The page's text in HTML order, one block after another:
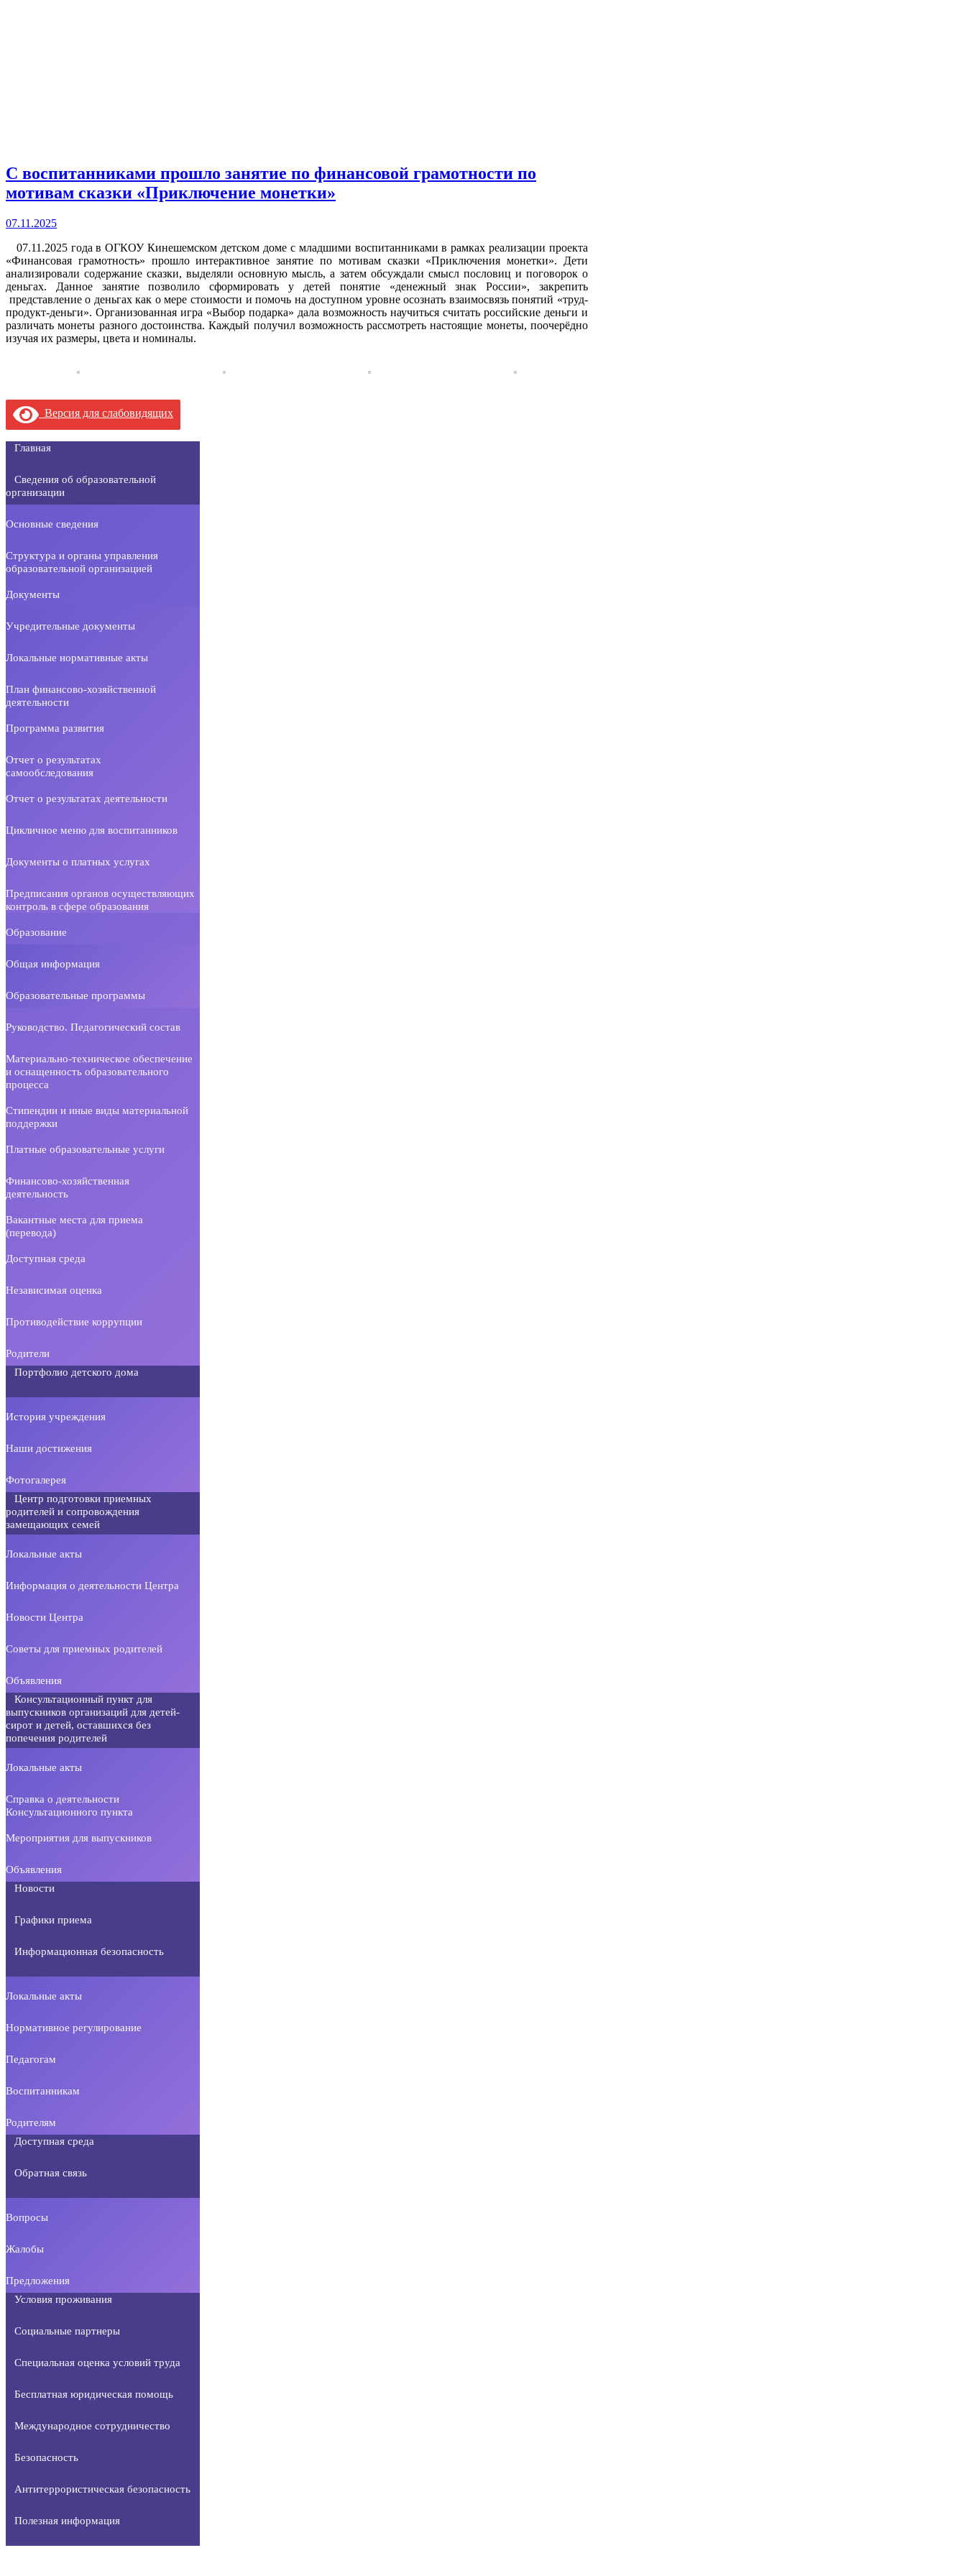
С воспитанниками прошло занятие по финансовой грамотности по
мотивам сказки «Приключение монетки»
07.11.2025
07.11.2025 года в ОГКОУ Кинешемском детском доме с младшими воспитанниками в рамках реализации проекта
«Финансовая грамотность» прошло интерактивное занятие по мотивам сказки «Приключения монетки». Дети
анализировали содержание сказки, выделяли основную мысль, а затем обсуждали смысл пословиц и поговорок о
деньгах. Данное занятие позволило сформировать у детей понятие «денежный знак России», закрепить
представление о деньгах как о мере стоимости и помочь на доступном уровне осознать взаимосвязь понятий «труд-
продукт-деньги». Организованная игра «Выбор подарка» дала возможность научиться считать российские деньги и
различать монеты разного достоинства. Каждый получил возможность рассмотреть настоящие монеты, поочерёдно
изучая их размеры, цвета и номиналы.
Версия для слабовидящих
Главная
Сведения об образовательной
организации
Основные сведения
Структура и органы управления
образовательной организацией
Документы
Учредительные документы
Локальные нормативные акты
План финансово-хозяйственной
деятельности
Программа развития
Отчет о результатах
самообследования
Отчет о результатах деятельности
Цикличное меню для воспитанников
Документы о платных услугах
Предписания органов осуществляющих
контроль в сфере образования
Образование
Общая информация
Образовательные программы
Руководство. Педагогический состав
Материально-техническое обеспечение
и оснащенность образовательного
процесса
Стипендии и иные виды материальной
поддержки
Платные образовательные услуги
Финансово-хозяйственная
деятельность
Вакантные места для приема
(перевода)
Доступная среда
Независимая оценка
Противодействие коррупции
Родители
Портфолио детского дома
История учреждения
Наши достижения
Фотогалерея
Центр подготовки приемных
родителей и сопровождения
замещающих семей
Локальные акты
Информация о деятельности Центра
Новости Центра
Советы для приемных родителей
Объявления
Консультационный пункт для
выпускников организаций для детей-
сирот и детей, оставшихся без
попечения родителей
Локальные акты
Справка о деятельности
Консультационного пункта
Мероприятия для выпускников
Объявления
Новости
Графики приема
Информационная безопасность
Локальные акты
Нормативное регулирование
Педагогам
Воспитанникам
Родителям
Доступная среда
Обратная связь
Вопросы
Жалобы
Предложения
Условия проживания
Социальные партнеры
Специальная оценка условий труда
Бесплатная юридическая помощь
Международное сотрудничество
Безопасность
Антитеррористическая безопасность
Полезная информация